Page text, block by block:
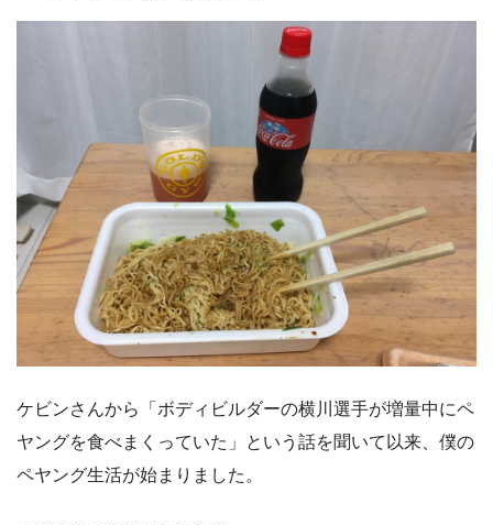
ケビンさんから「ボディビルダーの横川選手が増量中にペ
ヤングを食べまくっていた」という話を聞いて以来、僕の
ペヤング生活が始まりました。